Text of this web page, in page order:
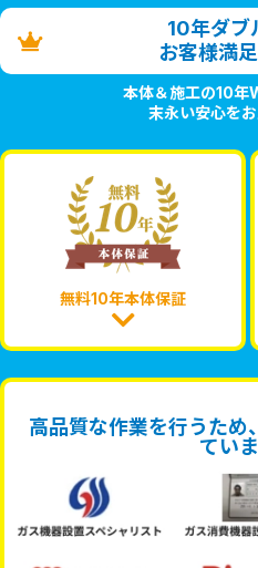
10年ダブ
お客様満
本体＆施工の10年
末永い安心をお
無料10年本体保証
高品質な作業を行うため
ていま